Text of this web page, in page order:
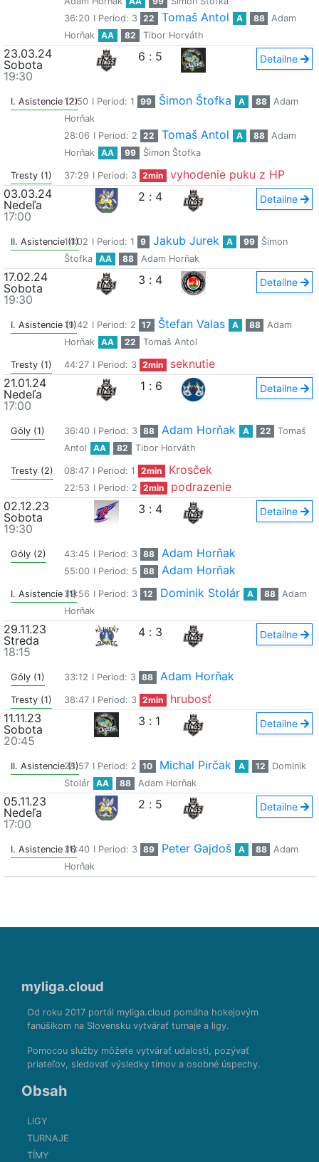
36:20 I Period: 3 22 Tomaš Antol A 88
Adam
Horňak
AA 82 Tibor Horváth
23.03.24
Sobota
19:30
6 : 5 Detailne
I. Asistencie (2)
12:50 I Period: 1 99 Šimon Štofka A 88
Adam
Horňak
28:06 I Period: 2 22 Tomaš Antol A 88
Adam
Horňak
AA 99 Šimon Štofka
Tresty (1) 37:29 I Period: 3 2min
vyhodenie puku z HP
03.03.24
Nedeľa
17:00
2 : 4 Detailne
II. Asistencie (1)
14:02 I Period: 1 9 Jakub Jurek A 99
Šimon
Štofka
AA 88 Adam Horňak
17.02.24
Sobota
19:30
3 : 4 Detailne
I. Asistencie (1)19:42 I Period: 2 17 Štefan Valas A 88
Adam
Horňak
AA 22 Tomaš Antol
Tresty (1) 44:27 I Period: 3 2min
seknutie
21.01.24
Nedeľa
17:00
1 : 6 Detailne
Góly (1) 36:40 I Period: 3 88 Adam Horňak A 22
Tomaš
Antol
AA 82 Tibor Horváth
Tresty (2) 08:47 I Period: 1 2min Krosček
22:53 I Period: 2 2min
podrazenie
02.12.23
Sobota
19:30
3 : 4 Detailne
Góly (2) 43:45 I Period: 3 88 Adam Horňak
55:00 I Period: 5 88 Adam Horňak
I. Asistencie (1)39:56 I Period: 3 12 Dominik Stolár A 88
Adam
Horňak
29.11.23
Streda
18:15
4 : 3 Detailne
Góly (1) 33:12 I Period: 3 88 Adam Horňak
Tresty (1) 38:47 I Period: 3 2min
hrubosť
11.11.23
Sobota
20:45
3 : 1 Detailne
II. Asistencie (1)
28:57 I Period: 2 10 Michal Pirčak A 12
Dominik
Stolár
AA 88 Adam Horňak
05.11.23
Nedeľa
17:00
2 : 5 Detailne
I. Asistencie (1)36:40 I Period: 3 89 Peter Gajdoš A 88
Adam
Horňak
myliga.cloud
Od roku 2017 portál myliga.cloud pomáha hokejovým
fanúšikom na Slovensku vytvárať turnaje a ligy.
Pomocou služby môžete vytvárať udalosti, pozývať
priateľov, sledovať výsledky tímov a osobné úspechy.
Obsah
LIGY
TURNAJE
TÍMY